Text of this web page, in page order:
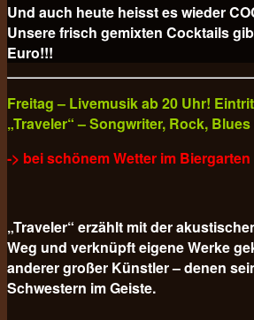
Und auch heute heisst es wieder
Unsere frisch gemixten Cocktails
Euro!!!
Freitag – Livemusik ab 20 Uhr!
„Traveler“ – Songwriter, Rock,
-> bei schönem Wetter im Biergarten
„Traveler“ erzählt mit der
Weg und verknüpft eigene Werke
anderer großer Künstler – denen
Schwestern im Geiste.